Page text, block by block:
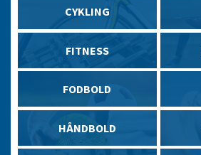
CYKLING
FITNESS
FODBOLD
HÅNDBOLD